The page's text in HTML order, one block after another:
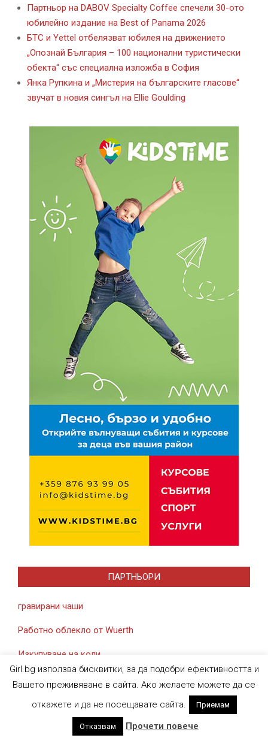
Партньор на DABOV Specialty Coffee спечели 30-ото
юбилейно издание на Best of Panama 2026
БТС и Yettel отбелязват юбилея на движението
„Опознай България – 100 национални туристически
обекта“ със специална изложба в София
Янка Рупкина и „Мистерия на българските гласове“
звучат в новия сингъл на Ellie Goulding
ПАРТНЬОРИ
гравирани чаши
Работно облекло от Wuerth
Изкупуване на коли
Designed usingMagazine News Byte. Powered byWordPress
Girl.bg използва бисквитки, за да подобри ефективността и
Вашето преживяване в сайта. Ако желаете можете да се
откажете и да не посещавате сайта.
Приемам
Отказвам Прочети повече